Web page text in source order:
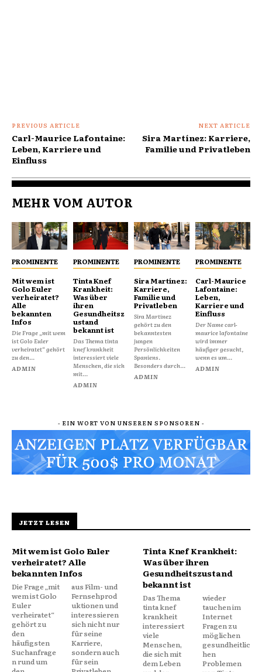
PREVIOUS ARTICLE
Carl-Maurice Lafontaine:
Leben, Karriere und
Einfluss
NEXT ARTICLE
Sira Martínez: Karriere,
Familie und Privatleben
MEHR VOM AUTOR
PROMINENTE
Mit wem ist
Golo Euler
verheiratet?
Alle
bekannten
Infos
Die Frage „mit wem
ist Golo Euler
verheiratet“ gehört
zu den...
ADMIN
PROMINENTE
Tinta Knef
Krankheit:
Was über
ihren
Gesundheitsz
ustand
bekannt ist
Das Thema tinta
knef krankheit
interessiert viele
Menschen, die sich
mit...
ADMIN
PROMINENTE
Sira Martínez:
Karriere,
Familie und
Privatleben
Sira Martínez
gehört zu den
bekanntesten
jungen
Persönlichkeiten
Spaniens.
Besonders durch...
ADMIN
PROMINENTE
Carl-Maurice
Lafontaine:
Leben,
Karriere und
Einfluss
Der Name carl-
maurice lafontaine
wird immer
häufiger gesucht,
wenn es um...
ADMIN
- EIN WORT VON UNSEREN SPONSOREN -
JETZT LESEN
Mit wem ist Golo Euler
verheiratet? Alle
bekannten Infos
Die Frage „mit
wem ist Golo
Euler
verheiratet“
gehört zu
den
häufigsten
Suchanfrage
n rund um
aus Film- und
Fernsehprod
uktionen und
interessieren
sich nicht nur
für seine
Karriere,
sondern auch
für sein
Tinta Knef Krankheit:
Was über ihren
Gesundheitszustand
bekannt ist
Das Thema
tinta knef
krankheit
interessiert
viele
Menschen,
die sich mit
dem Leben
wieder
tauchen im
Internet
Fragen zu
möglichen
gesundheitlic
hen
Problemen